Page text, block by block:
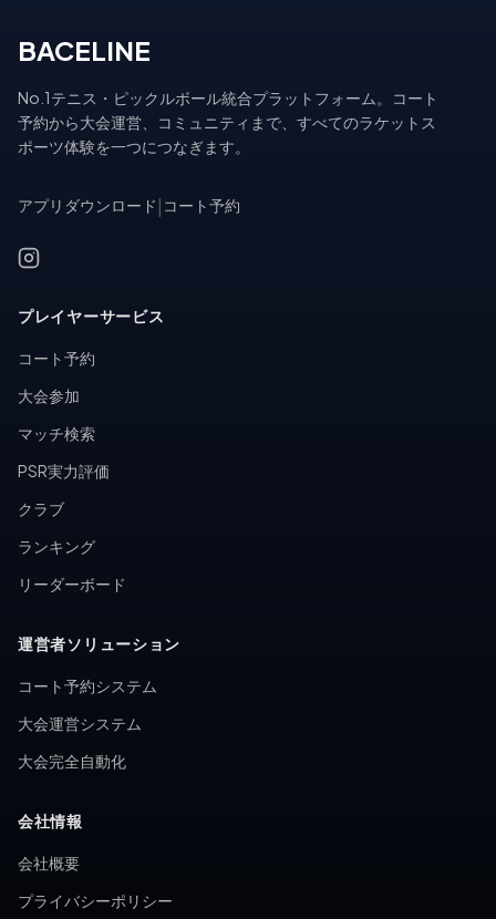
BACELINE
No.1テニス・ピックルボール統合プラットフォーム。コート
予約から大会運営、コミュニティまで、すべてのラケットス
ポーツ体験を一つにつなぎます。
アプリダウンロード コート予約
プレイヤーサービス
コート予約
大会参加
マッチ検索
PSR実力評価
クラブ
ランキング
リーダーボード
運営者ソリューション
コート予約システム
大会運営システム
大会完全自動化
会社情報
会社概要
プライバシーポリシー